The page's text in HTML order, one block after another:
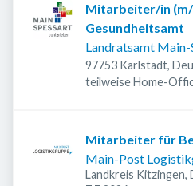
Mitarbeiter/in
Gesundheitsamt
Landratsamt Main-
97753 Karlstadt,
teilweise Home-
Mitarbeiter für
Main-Post
Landkreis Kitzingen,